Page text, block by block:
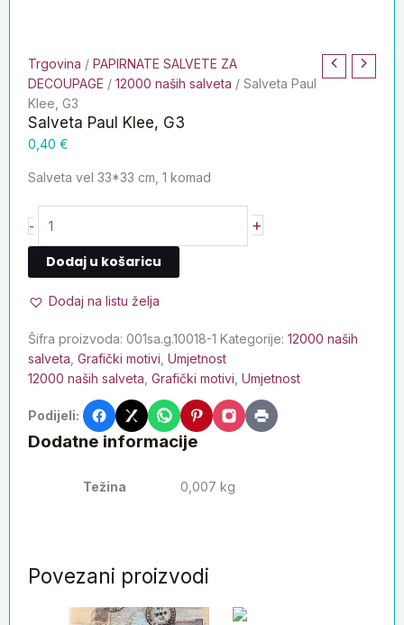
Trgovina / PAPIRNATE SALVETE ZA
DECOUPAGE / 12000 naših salveta / Salveta Paul
Klee, G3
Salveta Paul Klee, G3
0,40 €
Salveta vel 33*33 cm, 1 komad
- +
Dodaj u košaricu
Dodaj na listu želja
Šifra proizvoda: 001sa.g.10018-1 Kategorije: 12000 naših
salveta Grafički motivi Umjetnost
12000 naših salveta Grafički motivi Umjetnost
Podijeli:
Dodatne informacije
Težina 0,007 kg
Povezani proizvodi